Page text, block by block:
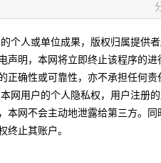
人或单位成果，版权归属提供者
声明，本网将立即终止该程序的
确性或可靠性，亦不承担任何责
用户的个人隐私权，用户注册的
本网不会主动地泄露给第三方。
终止其账户。